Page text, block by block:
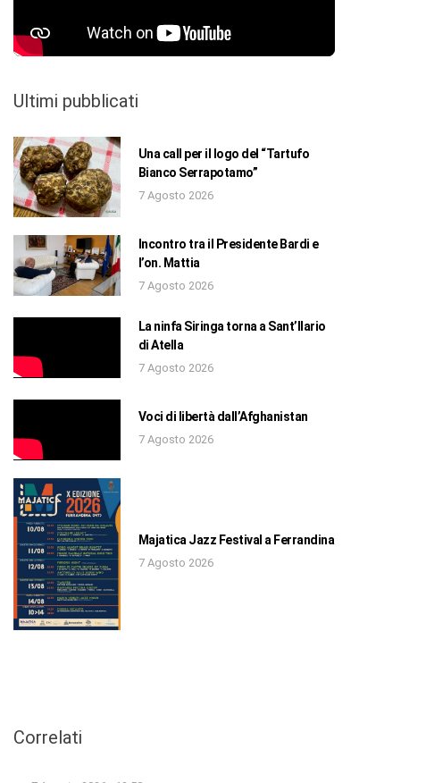
Ultimi pubblicati
Una call per il logo del “Tartufo
Bianco Serrapotamo”
7 Agosto 2026
Incontro tra il Presidente Bardi e
l’on. Mattia
7 Agosto 2026
La ninfa Siringa torna a Sant’Ilario
di Atella
7 Agosto 2026
Voci di libertà dall’Afghanistan
7 Agosto 2026
Majatica Jazz Festival a Ferrandina
7 Agosto 2026
Correlati